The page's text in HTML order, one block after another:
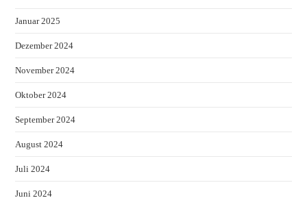
Januar 2025
Dezember 2024
November 2024
Oktober 2024
September 2024
August 2024
Juli 2024
Juni 2024